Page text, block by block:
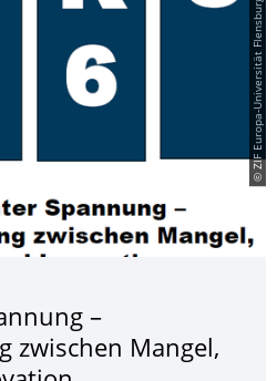
© ZlF Europa-Universität Flensburg
–
zwischen Mangel,